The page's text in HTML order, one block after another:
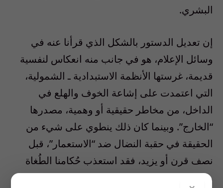
البشري.
إن تعديل الدستور بالشكل الذي قرأنا عنه في
وسائل الإعلام، هو في جانب منه انعكاس لنفسية
قديمة، غرستها الأنظمة الاستبدادية ـ الشمولية،
التي اعتمدت على إشاعة الخوف والهلع في
الداخل، من مخاطر حقيقية أو وهمية، مصدرها
“الخارج”. وبينما كان ذلك ينطوي على شيء من
الحقيقة في حقبة النضال ضد “الاستعمار”، قبل
نصف قرن أو يزيد، فقد استعذب حُكامنا الطُغاة
هذه المُمارسة، فظلوا يوهمون شعوبهم، من